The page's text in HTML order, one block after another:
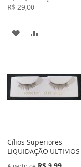
Especial
R$ 29,00
ADICIONAR
DE
DESEJOS
Cílios Superiores
LIQUIDAÇÃO ULTIMOS